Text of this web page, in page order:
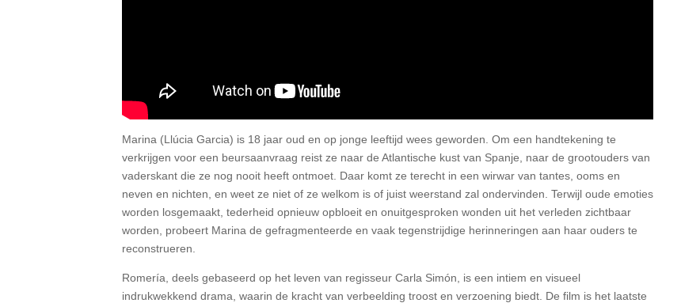
Marina (Llúcia Garcia) is 18 jaar oud en op jonge leeftijd wees geworden. Om een handtekening te
verkrijgen voor een beursaanvraag reist ze naar de Atlantische kust van Spanje, naar de grootouders van
vaderskant die ze nog nooit heeft ontmoet. Daar komt ze terecht in een wirwar van tantes, ooms en
neven en nichten, en weet ze niet of ze welkom is of juist weerstand zal ondervinden. Terwijl oude emoties
worden losgemaakt, tederheid opnieuw opbloeit en onuitgesproken wonden uit het verleden zichtbaar
worden, probeert Marina de gefragmenteerde en vaak tegenstrijdige herinneringen aan haar ouders te
reconstrueren.
Romería, deels gebaseerd op het leven van regisseur Carla Simón, is een intiem en visueel
indrukwekkend drama, waarin de kracht van verbeelding troost en verzoening biedt. De film is het laatste